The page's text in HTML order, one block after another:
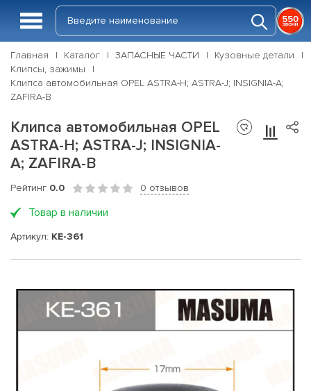
Главная Каталог ЗАПАСНЫЕ ЧАСТИ
Кузовные детали
Клипсы, зажимы
Клипса автомобильная OPEL ASTRA-H; ASTRA-J; INSIGNIA-A;
ZAFIRA-B
Клипса автомобильная OPEL
ASTRA-H; ASTRA-J; INSIGNIA-
A; ZAFIRA-B
Рейтинг 0.0 0 отзывов
Товар в наличии
Артикул: KE-361